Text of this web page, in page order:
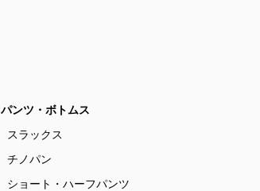
パンツ・ボトムス
スラックス
チノパン
ショート・ハーフパンツ